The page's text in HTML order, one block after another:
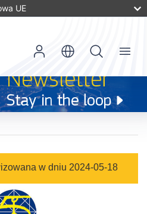
UE
Menu
w dniu 2024-05-18